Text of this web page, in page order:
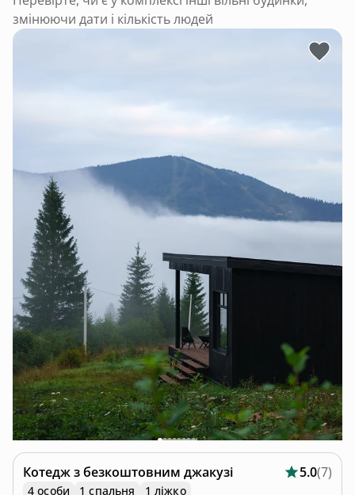
змінюючи дати і кількість людей
Котеджз безкоштовним джакузі 5.0(7)
4 особи 1 спальня 1 ліжко